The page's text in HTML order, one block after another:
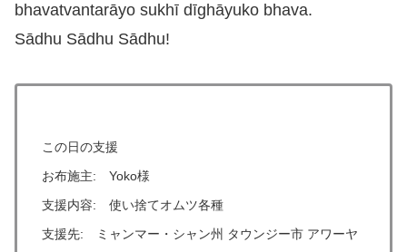
bhavatvantarāyo sukhī dīghāyuko bhava.
Sādhu Sādhu Sādhu!
この日の支援
お布施主: Yoko様
支援内容: 使い捨てオムツ各種
支援先: ミャンマー・シャン州 タウンジー市 アワーヤ